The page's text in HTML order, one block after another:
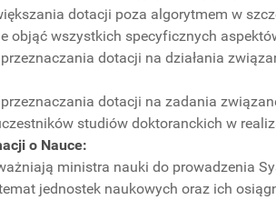
dotacji poza algorytmem w
objąć wszystkich specyficznych
dotacji na działania
dotacji na zadania
studiów doktoranckich w
o Nauce:
ministra nauki do prowadzenia
jednostek naukowych oraz ich